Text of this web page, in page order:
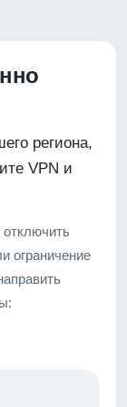
региона,
VPN и
отключить
ограничение